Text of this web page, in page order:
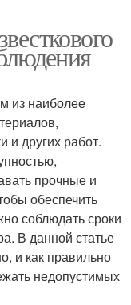
из наиболее
и других работ.
прочные и
обеспечить
соблюдать сроки
В данной статье
и как правильно
недопустимых